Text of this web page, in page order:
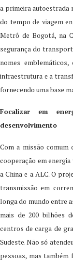
a primeira autoestrada
do tempo de viagem
Metrô de Bogotá, na
segurança do
nomes
infraestrutura e a
fornecendo uma base
Focalizar em
desenvolvimento
Com a missão comum
cooperação em
a China e a ALC. O
transmissão em
longa do mundo entre
mais de 200 bilhões
centros de carga de
Sudeste. Não só
pessoas, mas também